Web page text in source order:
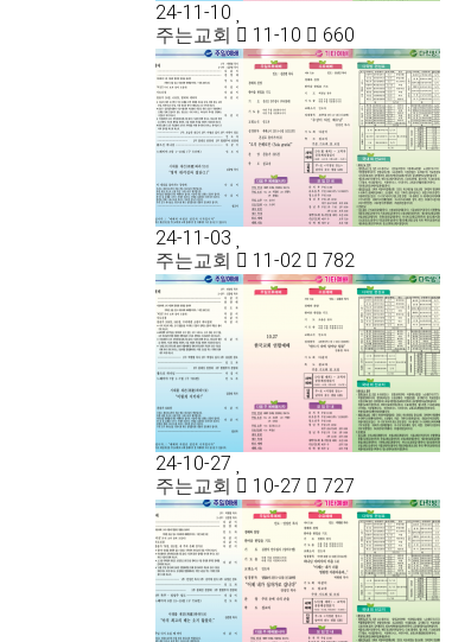
24-11-10
주는교회
11-10 660
24-11-03
주는교회
11-02 782
24-10-27
주는교회
10-27 727